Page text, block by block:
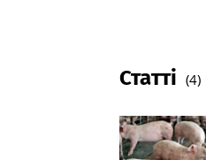
Статті (4)